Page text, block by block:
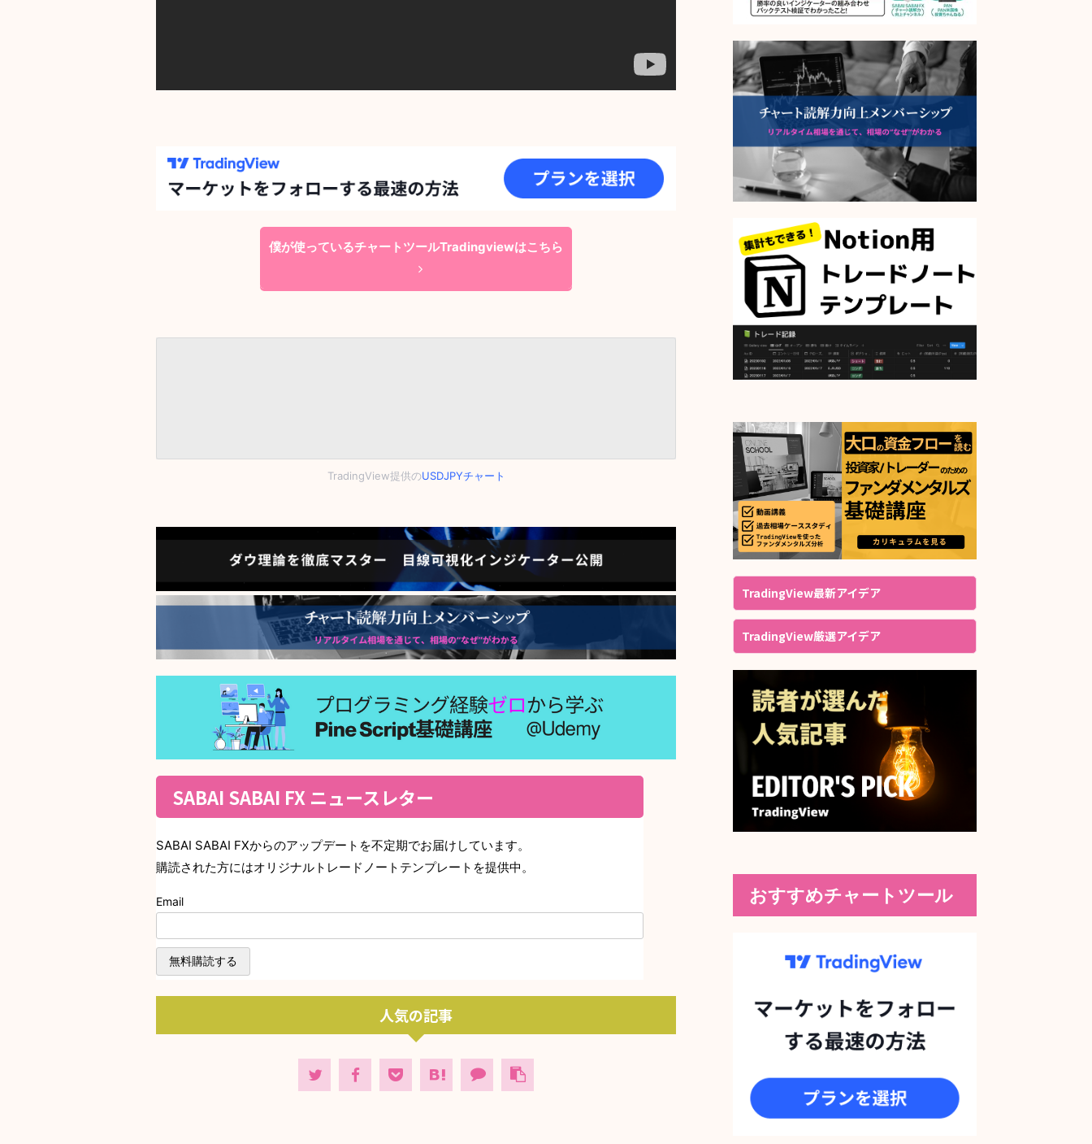
僕が使っているチャートツールTradingviewはこちら
TradingView提供のUSDJPYチャート
SABAI SABAI FX ニュースレター
SABAI SABAI FXからのアップデートを不定期でお届けしています。
購読された方にはオリジナルトレードノートテンプレートを提供中。
Email
人気の記事
TradingView最新アイデア
TradingView厳選アイデア
おすすめチャートツール